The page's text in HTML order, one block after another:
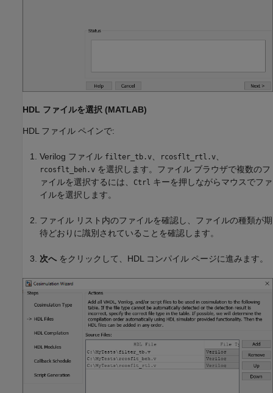
HDL ファイルを選択 (MATLAB)
HDL ファイル ペインで:
Verilog ファイル filter_tb.v rcosflt_rtl.v
rcosflt_beh.v を選択します。ファイル ブラウザで複数のフ
ァイルを選択するには、
Ctrl
キーを押しながらマウスでファ
イルを選択します。
ファイル リスト内のファイルを確認し、ファイルの種類が期
待どおりに識別されていることを確認します。
次へ をクリックして、HDL コンパイル ページに進みます。